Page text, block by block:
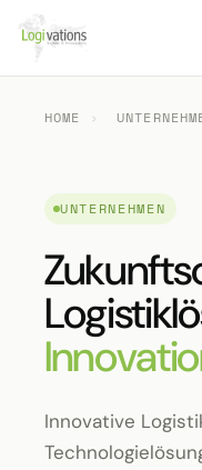
HOME ›
UNTERNEHMEN
Innovative